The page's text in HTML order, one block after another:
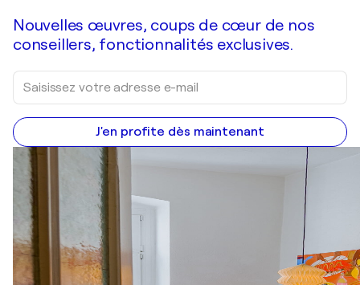
Nouvelles œuvres, coups de cœur de nos
conseillers, fonctionnalités exclusives.
J'en profite dès maintenant